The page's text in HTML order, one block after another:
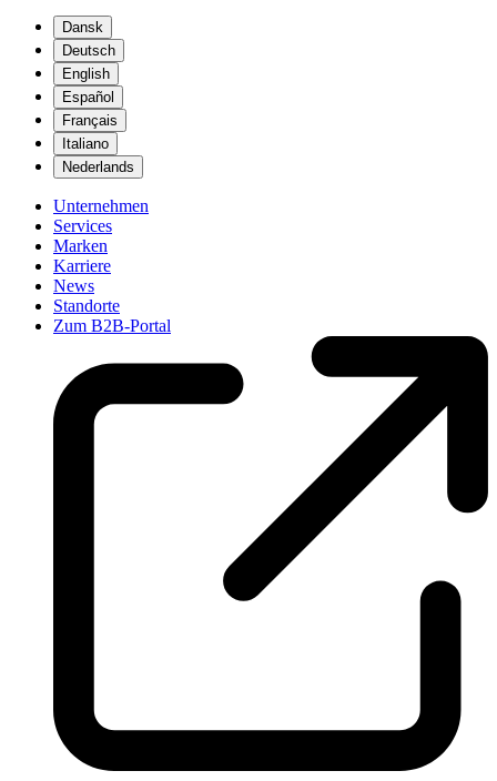
Dansk
Deutsch
English
Español
Français
Italiano
Nederlands
Unternehmen
Services
Marken
Karriere
News
Standorte
Zum B2B-Portal